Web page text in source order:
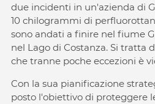
due incidenti in un'azienda di
10 chilogrammi di
sono andati a finire nel fiume
nel Lago di Costanza. Si tratta
che tranne poche eccezioni è
Con la sua pianificazione
posto l'obiettivo di proteggere